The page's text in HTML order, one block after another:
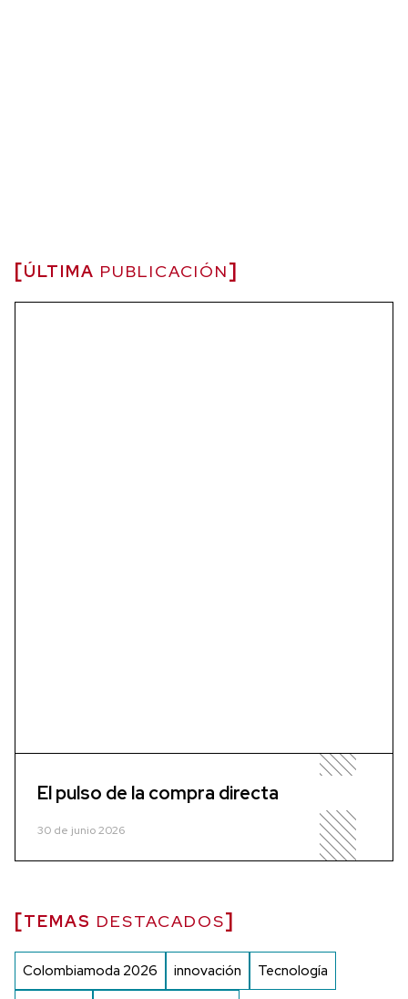
ÚLTIMA PUBLICACIÓN
El pulso de la compra directa
30 de junio 2026
TEMAS DESTACADOS
Colombiamoda 2026 innovación Tecnología